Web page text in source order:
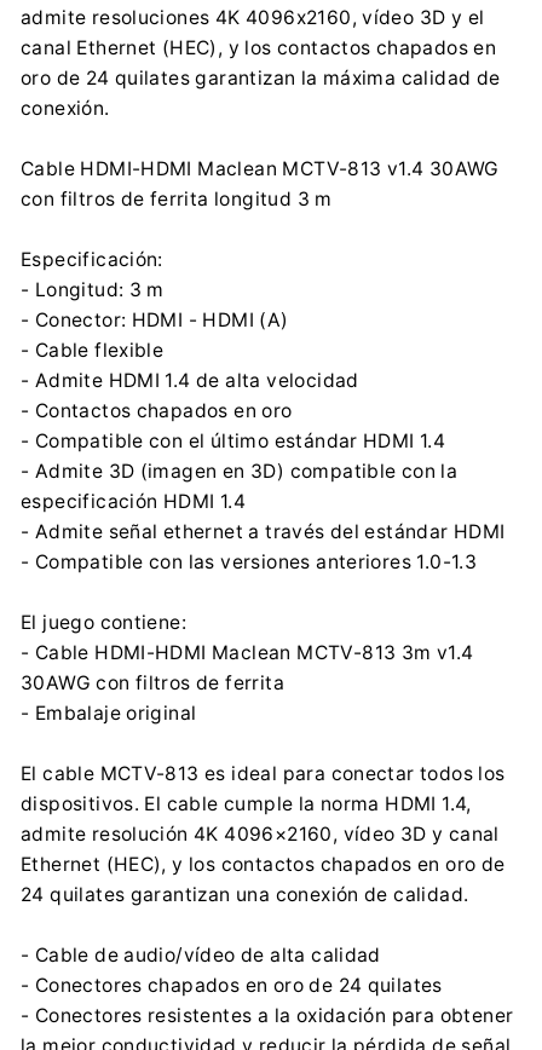
contact@centrumelektroniki.pl
+48 32 284 72 22
admite resoluciones 4K 4096x2160, vídeo 3D y el
canal Ethernet (HEC), y los contactos chapados en
oro de 24 quilates garantizan la máxima calidad de
conexión.
Cable HDMI-HDMI Maclean MCTV-813 v1.4 30AWG
con filtros de ferrita longitud 3 m
Especificación:
- Longitud: 3 m
- Conector: HDMI - HDMI (A)
- Cable flexible
- Admite HDMI 1.4 de alta velocidad
- Contactos chapados en oro
- Compatible con el último estándar HDMI 1.4
- Admite 3D (imagen en 3D) compatible con la
especificación HDMI 1.4
- Admite señal ethernet a través del estándar HDMI
- Compatible con las versiones anteriores 1.0-1.3
El juego contiene:
- Cable HDMI-HDMI Maclean MCTV-813 3m v1.4
30AWG con filtros de ferrita
- Embalaje original
El cable MCTV-813 es ideal para conectar todos los
dispositivos. El cable cumple la norma HDMI 1.4,
admite resolución 4K 4096×2160, vídeo 3D y canal
Ethernet (HEC), y los contactos chapados en oro de
24 quilates garantizan una conexión de calidad.
- Cable de audio/vídeo de alta calidad
- Conectores chapados en oro de 24 quilates
- Conectores resistentes a la oxidación para obtener
la mejor conductividad y reducir la pérdida de señal